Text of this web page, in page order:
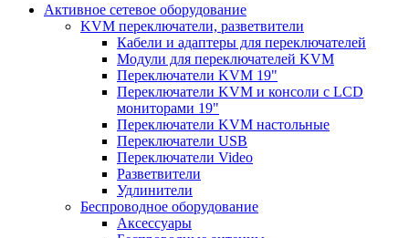
Активное сетевое оборудование
KVM переключатели, разветвители
Кабели и адаптеры для переключателей
Модули для переключателей KVM
Переключатели KVM 19"
Переключатели KVM и консоли с LCD
мониторами 19"
Переключатели KVM настольные
Переключатели USB
Переключатели Video
Разветвители
Удлинители
Беспроводное оборудование
Аксессуары